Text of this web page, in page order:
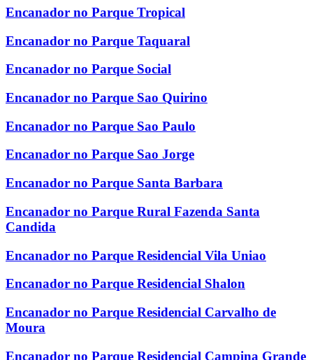
Encanador no Parque Tropical
Encanador no Parque Taquaral
Encanador no Parque Social
Encanador no Parque Sao Quirino
Encanador no Parque Sao Paulo
Encanador no Parque Sao Jorge
Encanador no Parque Santa Barbara
Encanador no Parque Rural Fazenda Santa
Candida
Encanador no Parque Residencial Vila Uniao
Encanador no Parque Residencial Shalon
Encanador no Parque Residencial Carvalho de
Moura
Encanador no Parque Residencial Campina Grande